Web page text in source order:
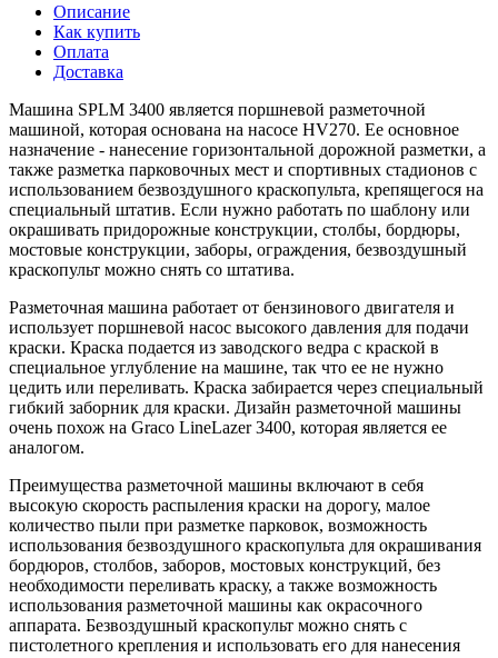
Описание
Как купить
Оплата
Доставка
Машина SPLM 3400 является поршневой разметочной
машиной, которая основана на насосе HV270. Ее основное
назначение - нанесение горизонтальной дорожной разметки, а
также разметка парковочных мест и спортивных стадионов с
использованием безвоздушного краскопульта, крепящегося на
специальный штатив. Если нужно работать по шаблону или
окрашивать придорожные конструкции, столбы, бордюры,
мостовые конструкции, заборы, ограждения, безвоздушный
краскопульт можно снять со штатива.
Разметочная машина работает от бензинового двигателя и
использует поршневой насос высокого давления для подачи
краски. Краска подается из заводского ведра с краской в
специальное углубление на машине, так что ее не нужно
цедить или переливать. Краска забирается через специальный
гибкий заборник для краски. Дизайн разметочной машины
очень похож на Graco LineLazer 3400, которая является ее
аналогом.
Преимущества разметочной машины включают в себя
высокую скорость распыления краски на дорогу, малое
количество пыли при разметке парковок, возможность
использования безвоздушного краскопульта для окрашивания
бордюров, столбов, заборов, мостовых конструкций, без
необходимости переливать краску, а также возможность
использования разметочной машины как окрасочного
аппарата. Безвоздушный краскопульт можно снять с
пистолетного крепления и использовать его для нанесения